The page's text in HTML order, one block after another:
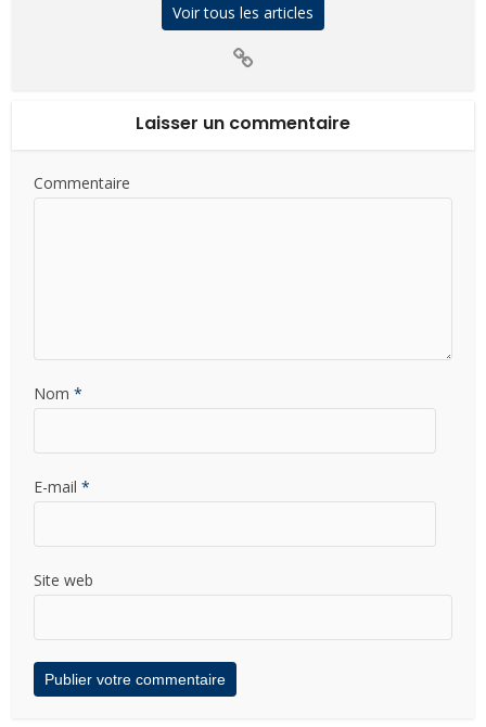
Voir tous les articles
Laisser un commentaire
Commentaire
Nom*
E-mail*
Site web